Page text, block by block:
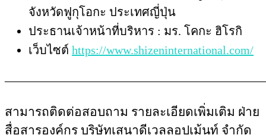
จังหวัดฟูกุโอกะ ประเทศญี่ปุ่น
ประธานเจ้าหน้าที่บริหาร : มร. โคกะ ฮิโรกิ
เว็บไซต์ https://www.shizeninternational.com/
สามารถติดต่อสอบถาม รายละเอียดเพิ่มเติม ฝ่าย
สื่อสารองค์กร บริษัทเสนาดีเวลลอปเม้นท์ จำกัด